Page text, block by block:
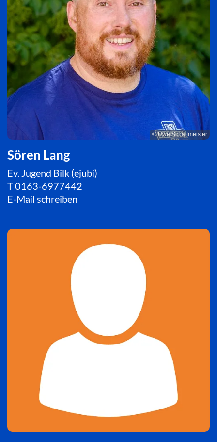
© Uwe Schaffmeister
Sören Lang
Ev. Jugend Bilk (ejubi)
T0163-6977442
E-Mail schreiben